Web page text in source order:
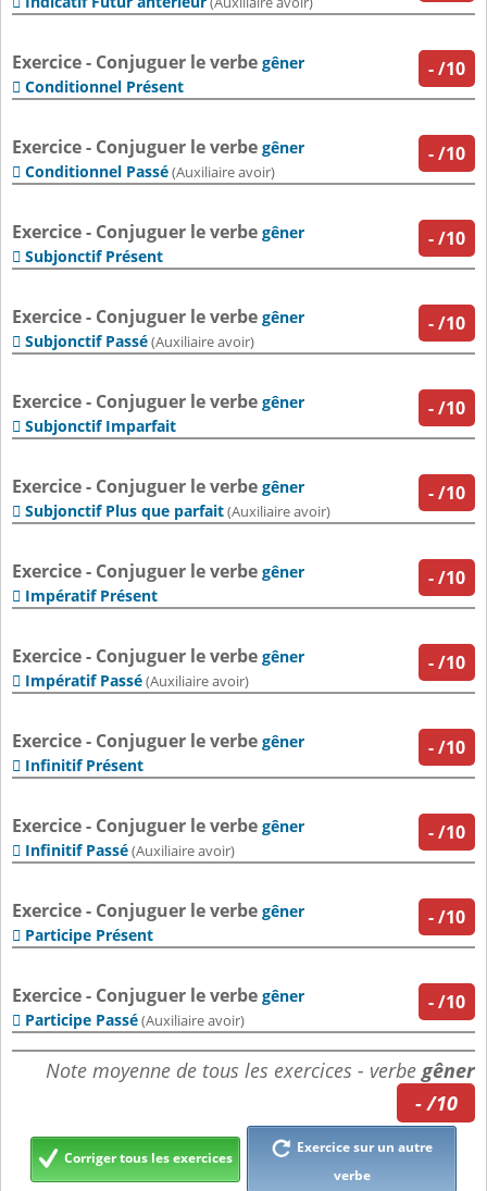
-/10
Exercice - Conjuguer le verbe gêner
 Conditionnel Présent
-/10
Exercice - Conjuguer le verbe gêner
 Conditionnel Passé(Auxiliaire avoir)
-/10
Exercice - Conjuguer le verbe gêner
 Subjonctif Présent
-/10
Exercice - Conjuguer le verbe gêner
 Subjonctif Passé(Auxiliaire avoir)
-/10
Exercice - Conjuguer le verbe gêner
 Subjonctif Imparfait
-/10
Exercice - Conjuguer le verbe gêner
 Subjonctif Plus que parfait(Auxiliaire avoir)
-/10
Exercice - Conjuguer le verbe gêner
 Impératif Présent
-/10
Exercice - Conjuguer le verbe gêner
 Impératif Passé(Auxiliaire avoir)
-/10
Exercice - Conjuguer le verbe gêner
 Infinitif Présent
-/10
Exercice - Conjuguer le verbe gêner
 Infinitif Passé(Auxiliaire avoir)
-/10
Exercice - Conjuguer le verbe gêner
 Participe Présent
-/10
Exercice - Conjuguer le verbe gêner
 Participe Passé(Auxiliaire avoir)
Note moyenne de tous les exercices - verbe gêner
- /10
Corriger tous les exercices
Exercice sur un autre
verbe